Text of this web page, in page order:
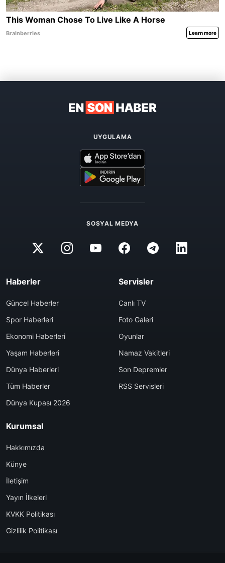
UYGULAMA
SOSYAL MEDYA
Haberler
Güncel Haberler
Spor Haberleri
Ekonomi Haberleri
Yaşam Haberleri
Dünya Haberleri
Tüm Haberler
Dünya Kupası 2026
Servisler
Canlı TV
Foto Galeri
Oyunlar
Namaz Vakitleri
Son Depremler
RSS Servisleri
Kurumsal
Hakkımızda
Künye
İletişim
Yayın İlkeleri
KVKK Politikası
Gizlilik Politikası